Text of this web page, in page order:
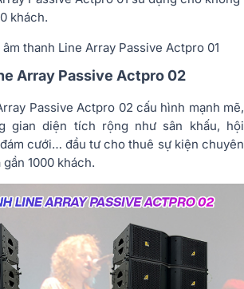
khách.
thanh Line Array Passive Actpro 01
Array Passive Actpro 02
Passive Actpro 02 cấu hình mạnh mẽ,
gian diện tích rộng như sân khấu, hội
cưới… đầu tư cho thuê sự kiện chuyên
1000 khách.